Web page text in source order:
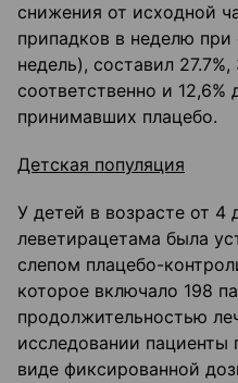
снижения от исходной
припадков в неделю при
недель), составил 27.7%,
соответственно и 12,6%
принимавших плацебо.
Детская популяция
У детей в возрасте от 4
леветирацетама была
слепом плацебо-
которое включало 198
продолжительностью
исследовании пациенты
виде фиксированной